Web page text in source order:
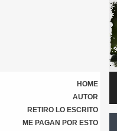
HOME
AUTOR
RETIRO LO ESCRITO
ME PAGAN POR ESTO